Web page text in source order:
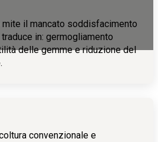
mite il mancato soddisfacimento
in: germogliamento
delle gemme e riduzione del
convenzionale e